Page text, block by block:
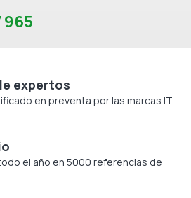
965
expertos
en preventa por las marcas IT
el año en 5000 referencias de